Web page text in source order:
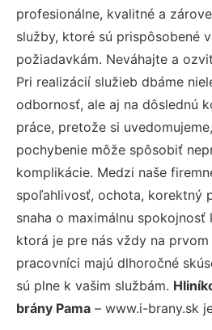
profesionálne, kvalitné a
služby, ktoré sú prispôsobené
požiadavkám. Neváhajte a
Pri realizácií služieb dbáme
odbornosť, ale aj na dôslednú
práce, pretože si
pochybenie môže spôsobiť
komplikácie. Medzi naše
spoľahlivosť, ochota, korektný
snaha o maximálnu spokojnosť
ktorá je pre nás vždy na prvom
pracovníci majú dlhoročné
sú plne k vašim službám.
brány Pama – www.i-brany.sk